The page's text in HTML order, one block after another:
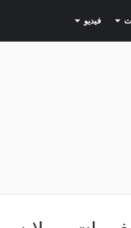
(current) فيديو (current)